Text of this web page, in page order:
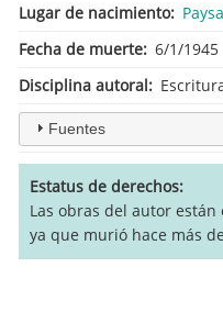
Lugar de nacimiento
Fecha de muerte 6/1/1945
Disciplina autoral
Fuentes
Estatus de derechos
Las obras del autor
ya que murió hace más